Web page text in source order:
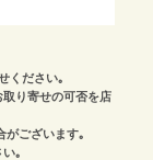
ください｡
り寄せの可否を店
がございます｡
｡